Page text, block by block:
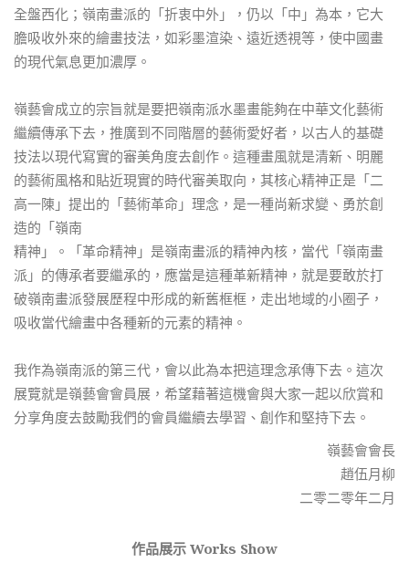
全盤西化；嶺南畫派的「折衷中外」，仍以「中」為本，它大
膽吸收外來的繪畫技法，如彩墨渲染、遠近透視等，使中國畫
的現代氣息更加濃厚。
嶺藝會成立的宗旨就是要把嶺南派水墨畫能夠在中華文化藝術
繼續傳承下去，推廣到不同階層的藝術愛好者，以古人的基礎
技法以現代寫實的審美角度去創作。這種畫風就是清新、明麗
的藝術風格和貼近現實的時代審美取向，其核心精神正是「二
高一陳」提出的「藝術革命」理念，是一種尚新求變、勇於創
造的「嶺南
精神」。「革命精神」是嶺南畫派的精神內核，當代「嶺南畫
派」的傳承者要繼承的，應當是這種革新精神，就是要敢於打
破嶺南畫派發展歷程中形成的新舊框框，走出地域的小圈子，
吸收當代繪畫中各種新的元素的精神。
我作為嶺南派的第三代，會以此為本把這理念承傳下去。這次
展覽就是嶺藝會會員展，希望藉著這機會與大家一起以欣賞和
分享角度去鼓勵我們的會員繼續去學習、創作和堅持下去。
嶺藝會會長
趙伍月柳
二零二零年二月
作品展示 Works Show